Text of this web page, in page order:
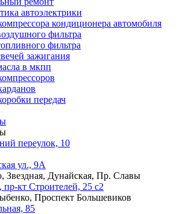
автоэлектрики
кондиционера автомобиля
фильтра
фильтра
зажигания
в мкпп
передач
переулок, 10
ул., 9А
Звездная, Дунайская, Пр. Славы
пр-кт Строителей, 25 с2
Проспект Большевиков
85